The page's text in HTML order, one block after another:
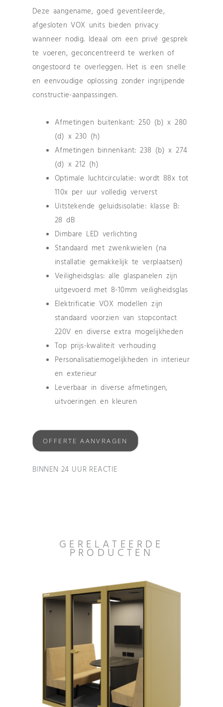
Deze aangename, goed geventileerde,
afgesloten VOX units bieden privacy
wanneer nodig. Ideaal om een privé gesprek
te voeren, geconcentreerd te werken of
ongestoord te overleggen. Het is een snelle
en eenvoudige oplossing zonder ingrijpende
constructie-aanpassingen.
Afmetingen buitenkant: 250 (b) x 280
(d) x 230 (h)
Afmetingen binnenkant: 238 (b) x 274
(d) x 212 (h)
Optimale luchtcirculatie: wordt 88x tot
110x per uur volledig ververst
Uitstekende geluidsisolatie: klasse B:
28 dB
Dimbare LED verlichting
Standaard met zwenkwielen (na
installatie gemakkelijk te verplaatsen)
Veiligheidsglas: alle glaspanelen zijn
uitgevoerd met 8-10mm veiligheidsglas
Elektrificatie VOX modellen zijn
standaard voorzien van stopcontact
220V en diverse extra mogelijkheden
Top prijs-kwaliteit verhouding
Personalisatiemogelijkheden in interieur
en exterieur
Leverbaar in diverse afmetingen,
uitvoeringen en kleuren
OFFERTE AANVRAGEN
BINNEN 24 UUR REACTIE
GERELATEERDE
PRODUCTEN